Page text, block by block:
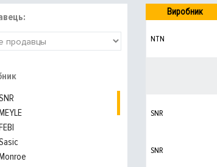
Виробник
NTN
SNR
SNR